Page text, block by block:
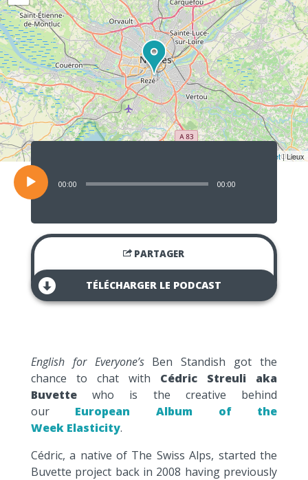
Leaflet| Lieux
Lecteur
audio
00:00 00:00
PARTAGER
TÉLÉCHARGER LE PODCAST
English for Everyone’sBen Standish got the
chance to chat with Cédric Streuli aka
Buvettewho is the creative behind
our European Album of the
Week Elasticity.
Cédric, a native of The Swiss Alps, started the
Buvette project back in 2008 having previously